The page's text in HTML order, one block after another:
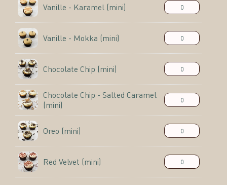
Vanille - Karamel (mini)
Vanille - Mokka (mini)
Chocolate Chip (mini)
Chocolate Chip - Salted Caramel
(mini)
Oreo (mini)
Red Velvet (mini)